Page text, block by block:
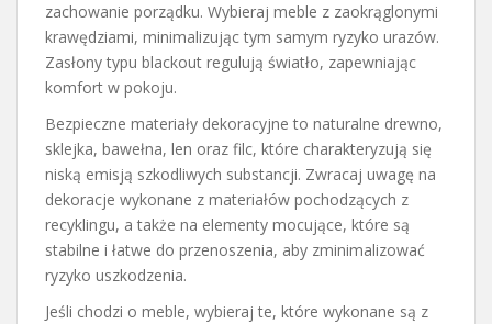
zachowanie porządku. Wybieraj meble z zaokrąglonymi
krawędziami, minimalizując tym samym ryzyko urazów.
Zasłony typu blackout regulują światło, zapewniając
komfort w pokoju.
Bezpieczne materiały dekoracyjne to naturalne drewno,
sklejka, bawełna, len oraz filc, które charakteryzują się
niską emisją szkodliwych substancji. Zwracaj uwagę na
dekoracje wykonane z materiałów pochodzących z
recyklingu, a także na elementy mocujące, które są
stabilne i łatwe do przenoszenia, aby zminimalizować
ryzyko uszkodzenia.
Jeśli chodzi o meble, wybieraj te, które wykonane są z